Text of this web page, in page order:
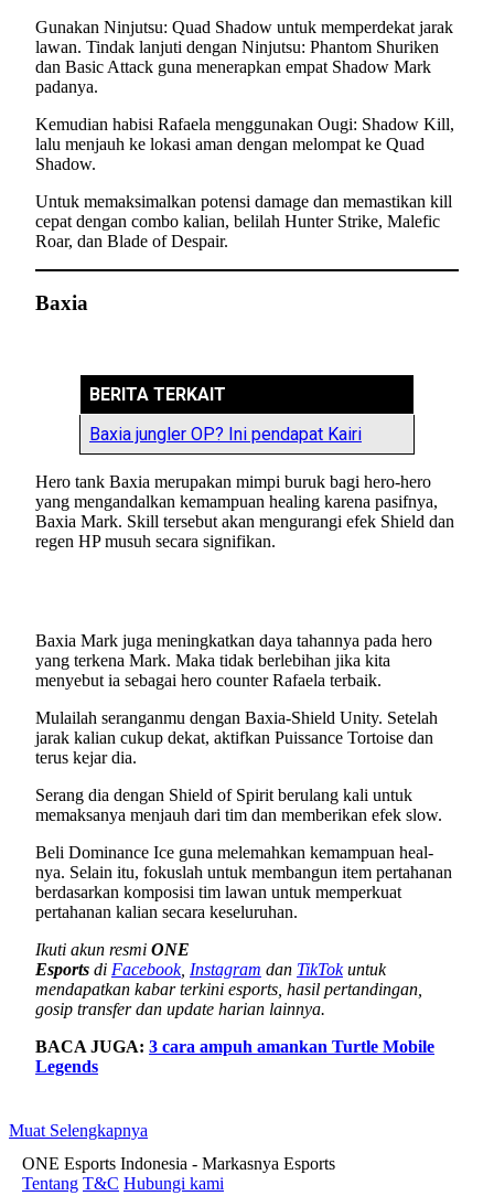
Gunakan Ninjutsu: Quad Shadow untuk memperdekat jarak
lawan. Tindak lanjuti dengan Ninjutsu: Phantom Shuriken
dan Basic Attack guna menerapkan empat Shadow Mark
padanya.
Kemudian habisi Rafaela menggunakan Ougi: Shadow Kill,
lalu menjauh ke lokasi aman dengan melompat ke Quad
Shadow.
Untuk memaksimalkan potensi damage dan memastikan kill
cepat dengan combo kalian, belilah Hunter Strike, Malefic
Roar, dan Blade of Despair.
Baxia
BERITA TERKAIT
Baxia jungler OP? Ini pendapat Kairi
Hero tank Baxia merupakan mimpi buruk bagi hero-hero
yang mengandalkan kemampuan healing karena pasifnya,
Baxia Mark. Skill tersebut akan mengurangi efek Shield dan
regen HP musuh secara signifikan.
Baxia Mark juga meningkatkan daya tahannya pada hero
yang terkena Mark. Maka tidak berlebihan jika kita
menyebut ia sebagai hero counter Rafaela terbaik.
Mulailah seranganmu dengan Baxia-Shield Unity. Setelah
jarak kalian cukup dekat, aktifkan Puissance Tortoise dan
terus kejar dia.
Serang dia dengan Shield of Spirit berulang kali untuk
memaksanya menjauh dari tim dan memberikan efek slow.
Beli Dominance Ice guna melemahkan kemampuan heal-
nya. Selain itu, fokuslah untuk membangun item pertahanan
berdasarkan komposisi tim lawan untuk memperkuat
pertahanan kalian secara keseluruhan.
Ikuti akun resmi ONE
Esports di Facebook, Instagram dan TikTokuntuk
mendapatkan kabar terkini esports, hasil pertandingan,
gosip transfer dan update harian lainnya.
BACA JUGA: 3 cara ampuh amankan Turtle Mobile
Legends
Muat Selengkapnya
ONE Esports Indonesia - Markasnya Esports
Tentang T&C Hubungi kami